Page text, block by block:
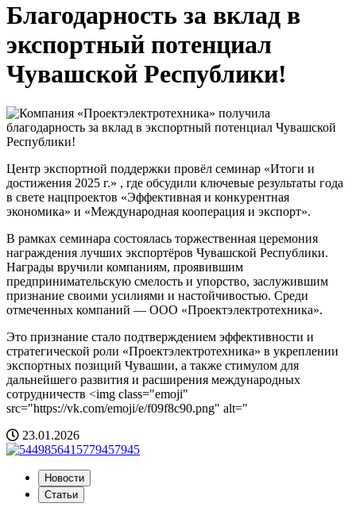
Благодарность за вклад в
экспортный потенциал
Чувашской Республики!
Центр экспортной поддержки провёл семинар «Итоги и
достижения 2025 г.» , где обсудили ключевые результаты года
в свете нацпроектов «Эффективная и конкурентная
экономика» и «Международная кооперация и экспорт».
В рамках семинара состоялась торжественная церемония
награждения лучших экспортёров Чувашской Республики.
Награды вручили компаниям, проявившим
предпринимательскую смелость и упорство, заслужившим
признание своими усилиями и настойчивостью. Среди
отмеченных компаний — ООО «Проектэлектротехника».
Это признание стало подтверждением эффективности и
стратегической роли «Проектэлектротехника» в укреплении
экспортных позиций Чувашии, а также стимулом для
дальнейшего развития и расширения международных
сотрудничеств <img class="emoji"
src="https://vk.com/emoji/e/f09f8c90.png" alt="
23.01.2026
Новости
Статьи